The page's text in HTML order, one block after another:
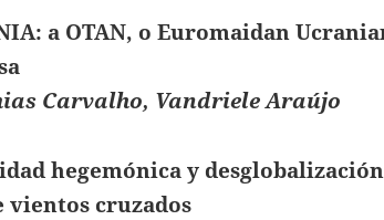
a OTAN, o Euromaidan
Carvalho, Vandriele Araújo
hegemónica y
cruzados